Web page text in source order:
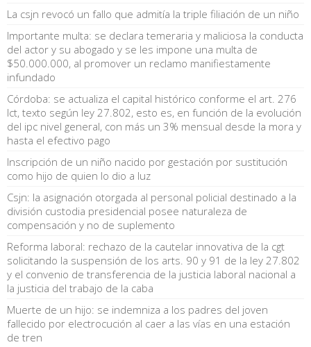
La csjn revocó un fallo que admitía la triple filiación de un niño
Importante multa: se declara temeraria y maliciosa la conducta
del actor y su abogado y se les impone una multa de
$50.000.000, al promover un reclamo manifiestamente
infundado
Córdoba: se actualiza el capital histórico conforme el art. 276
lct, texto según ley 27.802, esto es, en función de la evolución
del ipc nivel general, con más un 3% mensual desde la mora y
hasta el efectivo pago
Inscripción de un niño nacido por gestación por sustitución
como hijo de quien lo dio a luz
Csjn: la asignación otorgada al personal policial destinado a la
división custodia presidencial posee naturaleza de
compensación y no de suplemento
Reforma laboral: rechazo de la cautelar innovativa de la cgt
solicitando la suspensión de los arts. 90 y 91 de la ley 27.802
y el convenio de transferencia de la justicia laboral nacional a
la justicia del trabajo de la caba
Muerte de un hijo: se indemniza a los padres del joven
fallecido por electrocución al caer a las vías en una estación
de tren